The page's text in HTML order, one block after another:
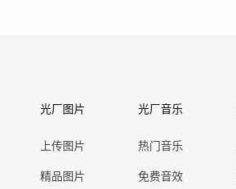
光厂图片
上传图片
精品图片
光厂音乐
热门音乐
免费音效